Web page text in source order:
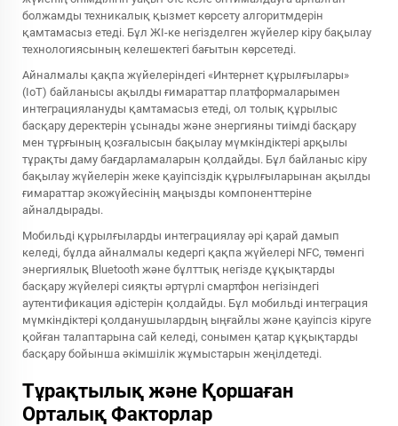
болжамды техникалық қызмет көрсету алгоритмдерін
қамтамасыз етеді. Бұл ЖІ-ке негізделген жүйелер кіру бақылау
технологиясының келешектегі бағытын көрсетеді.
Айналмалы қақпа жүйелеріндегі «Интернет құрылғылары»
(IoT) байланысы ақылды ғимараттар платформаларымен
интеграциялануды қамтамасыз етеді, ол толық құрылыс
басқару деректерін ұсынады және энергияны тиімді басқару
мен тұрғының қозғалысын бақылау мүмкіндіктері арқылы
тұрақты даму бағдарламаларын қолдайды. Бұл байланыс кіру
бақылау жүйелерін жеке қауіпсіздік құрылғыларынан ақылды
ғимараттар экожүйесінің маңызды компоненттеріне
айналдырады.
Мобильді құрылғыларды интеграциялау әрі қарай дамып
келеді, бұлда айналмалы кедергі қақпа жүйелері NFC, төменгі
энергиялық Bluetooth және бұлттық негізде құқықтарды
басқару жүйелері сияқты әртүрлі смартфон негізіндегі
аутентификация әдістерін қолдайды. Бұл мобильді интеграция
мүмкіндіктері қолданушылардың ыңғайлы және қауіпсіз кіруге
қойған талаптарына сай келеді, сонымен қатар құқықтарды
басқару бойынша әкімшілік жұмыстарын жеңілдетеді.
Тұрақтылық және Қоршаған
Орталық Факторлар